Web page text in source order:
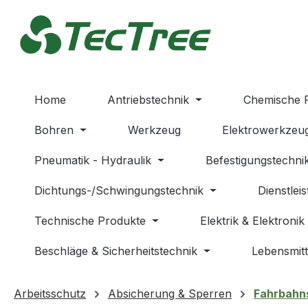
Hauptinhalt springen
Zur Suche springen
Zur Hauptnavigation springen
Home Antriebstechnik Chemische
Bohren Werkzeug
Pneumatik - Hydraulik
Dichtungs-/Schwingungstechnik
Technische Produkte Elektrik & Elektronik
Beschläge & Sicherheitstechnik
Arbeitsschutz Absicherung & Sperren